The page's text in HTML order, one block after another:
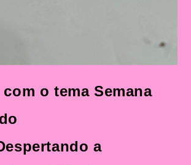
o tema Semana
a